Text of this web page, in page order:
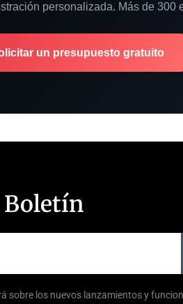
personalizada. Más de 300
un presupuesto gratuito
Boletín
sobre los nuevos lanzamientos y